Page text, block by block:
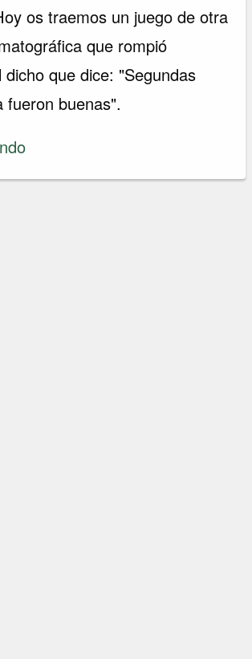
os traemos un juego de otra
que rompió
que dice: "Segundas
fueron buenas".